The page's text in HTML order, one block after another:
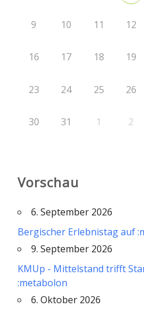
9 10 11 12
16 17 18 19
23 24 25 26
30 31 1 2
Vorschau
6. September 2026
Bergischer Erlebnistag auf
9. September 2026
KMUp - Mittelstand trifft
:metabolon
6. Oktober 2026